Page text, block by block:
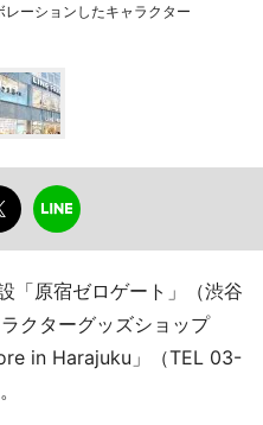
ーションしたキャラクター
「原宿ゼロゲート」（渋谷
クターグッズショップ
in Harajuku」（TEL 03-